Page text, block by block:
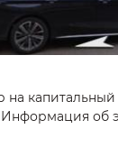
на
об